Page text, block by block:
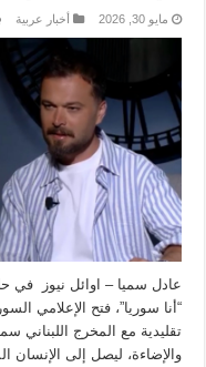
مايو 30, 2026 أخبار عربية
“أنا سوريا”، فتح الإعلامي
تقليدية مع المخرج اللبناني
والإضاءة، ليصل إلى الإنسان